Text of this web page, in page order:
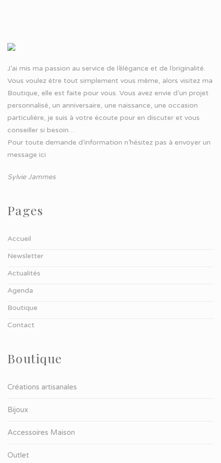
J’ai mis ma passion au service de l’élégance et de l’originalité.
Vous voulez être tout simplement vous même, alors visitez ma
Boutique, elle est faite pour vous. Vous avez envie d’un projet
personnalisé, un anniversaire, une naissance, une occasion
particulière, je suis à votre écoute pour en discuter et vous
conseiller si besoin…
Pour toute demande d’information n’hésitez pas à envoyer un
message ici
Sylvie Jammes
Pages
Accueil
Newsletter
Actualités
Agenda
Boutique
Contact
Boutique
Créations artisanales
Bijoux
Accessoires Maison
Outlet